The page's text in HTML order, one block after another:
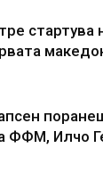
стартува
ФФМ, Илчо